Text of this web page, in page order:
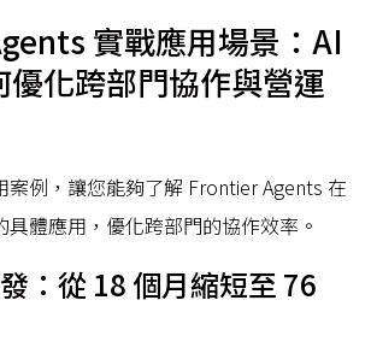
實戰應用場景：AI
優化跨部門協作與營運
案例，讓您能夠了解 Frontier Agents 在
具體應用，優化跨部門的協作效率。
：從 18 個月縮短至 76